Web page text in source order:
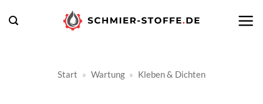
Inhalt
Start » Wartung » Kleben & Dichten